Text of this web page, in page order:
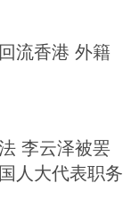
流香港 外籍
李云泽被罢
人大代表职务